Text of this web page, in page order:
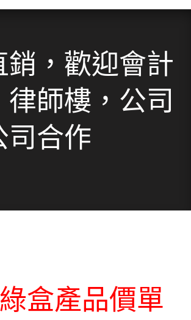
銷，歡迎會計
律師樓，公司
司合作
盒產品價單